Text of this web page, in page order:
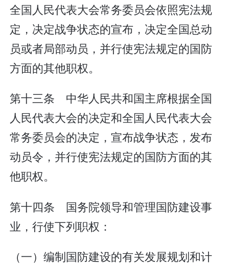
全国人民代表大会常务委员会依照宪法规
定，决定战争状态的宣布，决定全国总动
员或者局部动员，并行使宪法规定的国防
方面的其他职权。
第十三条 中华人民共和国主席根据全国
人民代表大会的决定和全国人民代表大会
常务委员会的决定，宣布战争状态，发布
动员令，并行使宪法规定的国防方面的其
他职权。
第十四条 国务院领导和管理国防建设事
业，行使下列职权：
（一）编制国防建设的有关发展规划和计